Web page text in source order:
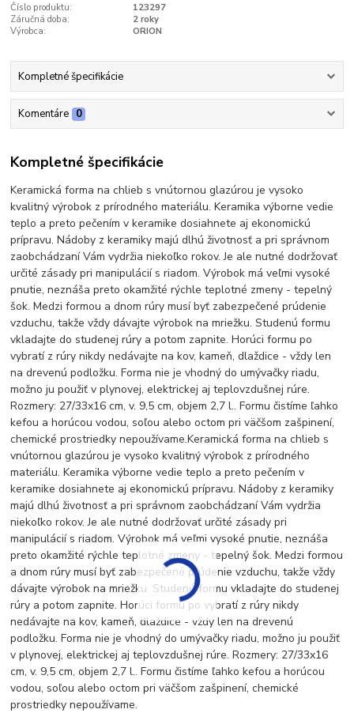
Číslo produktu:
123297
Záručná doba:
2 roky
Výrobca:
ORION
Kompletné špecifikácie
Komentáre 0
Kompletné špecifikácie
Keramická forma na chlieb s vnútornou glazúrou je vysoko
kvalitný výrobok z prírodného materiálu. Keramika výborne vedie
teplo a preto pečením v keramike dosiahnete aj ekonomickú
prípravu. Nádoby z keramiky majú dlhú životnosť a pri správnom
zaobchádzaní Vám vydržia niekoľko rokov. Je ale nutné dodržovať
určité zásady pri manipulácií s riadom. Výrobok má veľmi vysoké
pnutie, neznáša preto okamžité rýchle teplotné zmeny - tepelný
šok. Medzi formou a dnom rúry musí byť zabezpečené prúdenie
vzduchu, takže vždy dávajte výrobok na mriežku. Studenú formu
vkladajte do studenej rúry a potom zapnite. Horúci formu po
vybratí z rúry nikdy nedávajte na kov, kameň, dlaždice - vždy len
na drevenú podložku. Forma nie je vhodný do umývačky riadu,
možno ju použiť v plynovej, elektrickej aj teplovzdušnej rúre.
Rozmery: 27/33x16 cm, v. 9,5 cm, objem 2,7 l.. Formu čistíme ľahko
kefou a horúcou vodou, soľou alebo octom pri väčšom zašpinení,
chemické prostriedky nepoužívame.Keramická forma na chlieb s
vnútornou glazúrou je vysoko kvalitný výrobok z prírodného
materiálu. Keramika výborne vedie teplo a preto pečením v
keramike dosiahnete aj ekonomickú prípravu. Nádoby z keramiky
majú dlhú životnosť a pri správnom zaobchádzaní Vám vydržia
niekoľko rokov. Je ale nutné dodržovať určité zásady pri
manipulácií s riadom. Výrobok má veľmi vysoké pnutie, neznáša
preto okamžité rýchle teplotné zmeny - tepelný šok. Medzi formou
a dnom rúry musí byť zabezpečené prúdenie vzduchu, takže vždy
dávajte výrobok na mriežku. Studenú formu vkladajte do studenej
rúry a potom zapnite. Horúci formu po vybratí z rúry nikdy
nedávajte na kov, kameň, dlaždice - vždy len na drevenú
podložku. Forma nie je vhodný do umývačky riadu, možno ju použiť
v plynovej, elektrickej aj teplovzdušnej rúre. Rozmery: 27/33x16
cm, v. 9,5 cm, objem 2,7 l.. Formu čistíme ľahko kefou a horúcou
vodou, soľou alebo octom pri väčšom zašpinení, chemické
prostriedky nepoužívame.